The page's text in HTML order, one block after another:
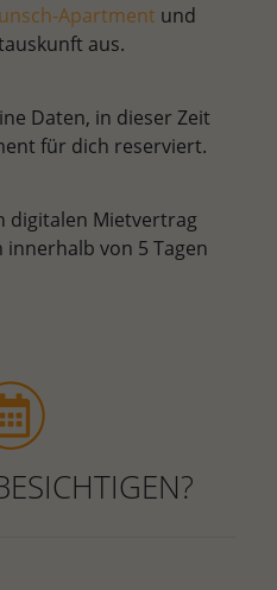
Apartment und
aus.
Daten, in dieser Zeit
für dich reserviert.
digitalen Mietvertrag
innerhalb von 5 Tagen